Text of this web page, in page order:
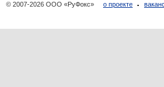
© 2007-2026 ООО «РуФокс» о проекте